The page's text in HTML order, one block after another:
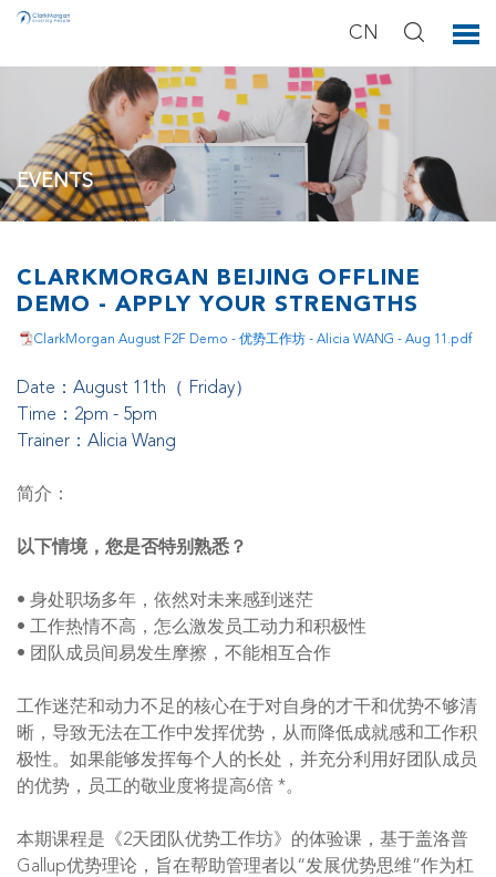
CN
EVENTS
CLARKMORGAN BEIJING OFFLINE
DEMO - APPLY YOUR STRENGTHS
ClarkMorgan August F2F Demo - 优势工作坊 - Alicia WANG - Aug 11.pdf
Date：August 11th（ Friday）
Time：2pm - 5pm
Trainer：Alicia Wang
简介：
以下情境，您是否特别熟悉？
• 身处职场多年，依然对未来感到迷茫
• 工作热情不高，怎么激发员工动力和积极性
• 团队成员间易发生摩擦，不能相互合作
工作迷茫和动力不足的核心在于对自身的才干和优势不够清
晰，导致无法在工作中发挥优势，从而降低成就感和工作积
极性。如果能够发挥每个人的长处，并充分利用好团队成员
的优势，员工的敬业度将提高6倍 *。
本期课程是《2天团队优势工作坊》的体验课，基于盖洛普
Gallup优势理论，旨在帮助管理者以“发展优势思维”作为杠